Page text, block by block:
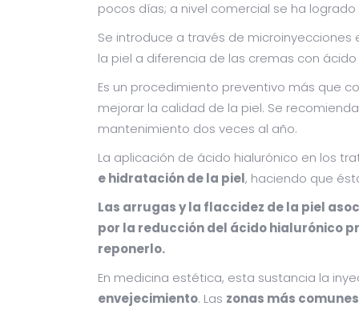
pocos días; a nivel comercial se ha
Se introduce a través de
la piel a diferencia de las cremas con
Es un procedimiento preventivo más que
mejorar la calidad de la piel. Se
mantenimiento dos veces al año.
La aplicación de ácido hialurónico en los
e hidratación de la piel, haciendo que
Las arrugas y la flaccidez de la piel
por la reducción del ácido hialurónico
reponerlo.
En medicina estética, esta sustancia la
envejecimiento. Las zonas más